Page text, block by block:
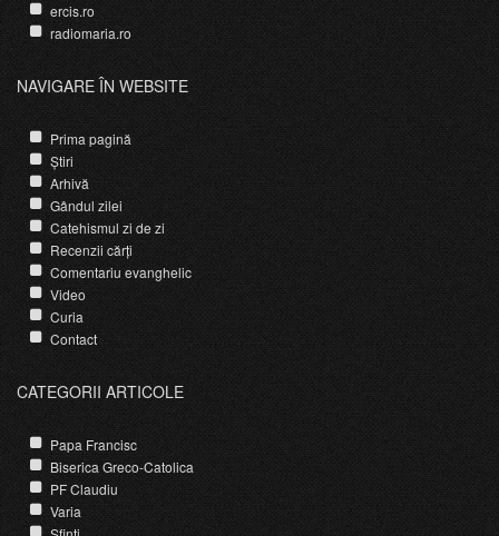
ercis.ro
radiomaria.ro
NAVIGARE ÎN WEBSITE
Prima pagină
Știri
Arhivă
Gândul zilei
Catehismul zi de zi
Recenzii cărți
Comentariu evanghelic
Video
Curia
Contact
CATEGORII ARTICOLE
Papa Francisc
Biserica Greco-Catolica
PF Claudiu
Varia